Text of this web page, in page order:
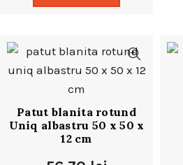
Patut blanita rotund
Uniq albastru 50 x 50 x
12 cm